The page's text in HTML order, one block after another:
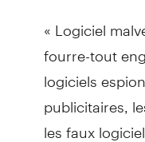
« Logiciel
fourre-tout
logiciels
publicitaires,
les faux